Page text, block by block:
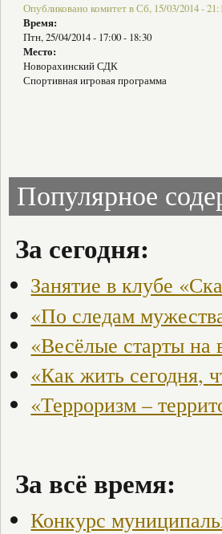
Опубликовано комитет в Сб, 15/03/2014 -
Время:
Птн, 25/04/2014 - 17:00- 18:30
Место:
Новорахинский СДК
Спортивная игровая программа
Популярное
За сегодня:
Занятие в клубе
«По следам
«Весёлые старты на
«Как жить сегодня,
«Терроризм –
За всё время:
Конкурс